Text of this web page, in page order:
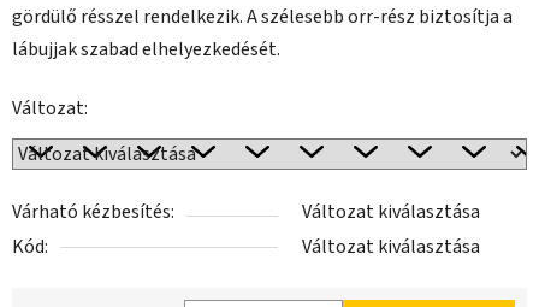
gördülő résszel rendelkezik. A szélesebb orr-rész biztosítja a
lábujjak szabad elhelyezkedését.
Változat:
Várható kézbesítés:
Változat kiválasztása
Kód:
Változat kiválasztása